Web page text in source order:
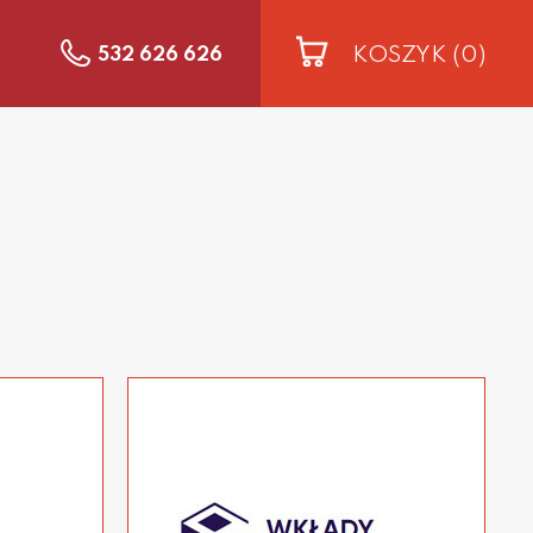
532 626 626 KOSZYK (0)